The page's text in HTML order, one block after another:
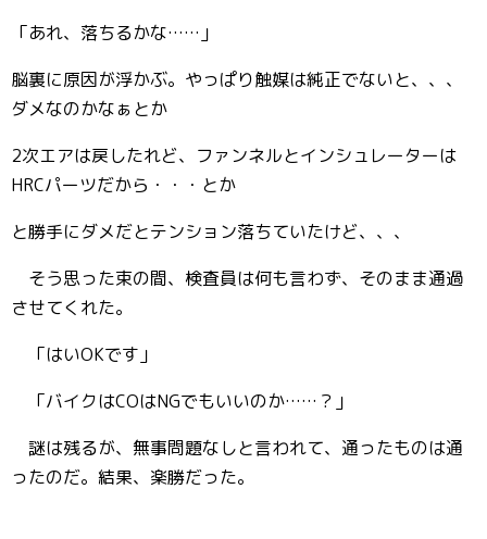
「あれ、落ちるかな……」
脳裏に原因が浮かぶ。やっぱり触媒は純正でないと、、、
ダメなのかなぁとか
2次エアは戻したれど、ファンネルとインシュレーターは
HRCパーツだから・・・とか
と勝手にダメだとテンション落ちていたけど、、、
そう思った束の間、検査員は何も言わず、そのまま通過
させてくれた。
「はいOKです」
「バイクはCOはNGでもいいのか……？」
謎は残るが、無事問題なしと言われて、通ったものは通
ったのだ。結果、楽勝だった。